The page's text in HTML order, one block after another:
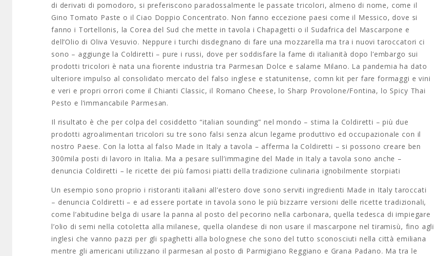
di derivati di pomodoro, si preferiscono paradossalmente le passate tricolori, almeno di nome, come il
Gino Tomato Paste o il Ciao Doppio Concentrato. Non fanno eccezione paesi come il Messico, dove si
fanno i Tortellonis, la Corea del Sud che mette in tavola i Chapagetti o il Sudafrica del Mascarpone e
dell’Olio di Oliva Vesuvio. Neppure i turchi disdegnano di fare una mozzarella ma tra i nuovi taroccatori ci
sono – aggiunge la Coldiretti – pure i russi, dove per soddisfare la fame di italianità dopo l’embargo sui
prodotti tricolori è nata una fiorente industria tra Parmesan Dolce e salame Milano. La pandemia ha dato
ulteriore impulso al consolidato mercato del falso inglese e statunitense, comn kit per fare formaggi e vini
e veri e propri orrori come il Chianti Classic, il Romano Cheese, lo Sharp Provolone/Fontina, lo Spicy Thai
Pesto e l’immancabile Parmesan.
Il risultato è che per colpa del cosiddetto “italian sounding” nel mondo – stima la Coldiretti – più due
prodotti agroalimentari tricolori su tre sono falsi senza alcun legame produttivo ed occupazionale con il
nostro Paese. Con la lotta al falso Made in Italy a tavola – afferma la Coldiretti – si possono creare ben
300mila posti di lavoro in Italia. Ma a pesare sull’immagine del Made in Italy a tavola sono anche –
denuncia Coldiretti – le ricette dei più famosi piatti della tradizione culinaria ignobilmente storpiati
Un esempio sono proprio i ristoranti italiani all’estero dove sono serviti ingredienti Made in Italy taroccati
– denuncia Coldiretti – e ad essere portate in tavola sono le più bizzarre versioni delle ricette tradizionali,
come l’abitudine belga di usare la panna al posto del pecorino nella carbonara, quella tedesca di impiegare
l’olio di semi nella cotoletta alla milanese, quella olandese di non usare il mascarpone nel tiramisù, fino agli
inglesi che vanno pazzi per gli spaghetti alla bolognese che sono del tutto sconosciuti nella città emiliana
mentre gli americani utilizzano il parmesan al posto di Parmigiano Reggiano e Grana Padano. Ma tra le